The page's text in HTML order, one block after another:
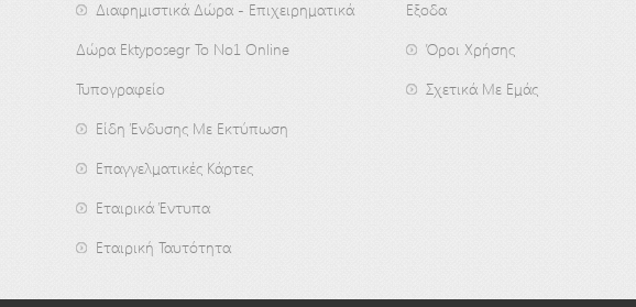
Διαφημιστικά Δώρα - Επιχειρηματικά
Δώρα Ektyposegr Το Νο1 Online
Τυπογραφείο
Είδη Ένδυσης Με Εκτύπωση
Επαγγελματικές Κάρτες
Εταιρικά Έντυπα
Εταιρική Ταυτότητα
Εξοδα
Όροι Χρήσης
Σχετικά Με Εμάς